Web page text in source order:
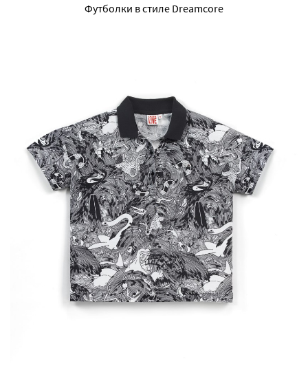
Футболки в стиле Dreamcore